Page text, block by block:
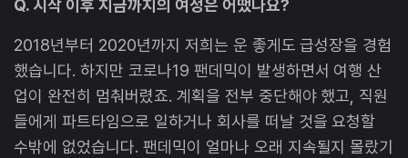
Q. 시작 이후 지금까지의 여정은 어땠나요?
2018년부터 2020년까지 저희는 운 좋게도 급성장을 경험
했습니다. 하지만 코로나19 팬데믹이 발생하면서 여행 산
업이 완전히 멈춰버렸죠. 계획을 전부 중단해야 했고, 직원
들에게 파트타임으로 일하거나 회사를 떠날 것을 요청할
수밖에 없었습니다. 팬데믹이 얼마나 오래 지속될지 몰랐기